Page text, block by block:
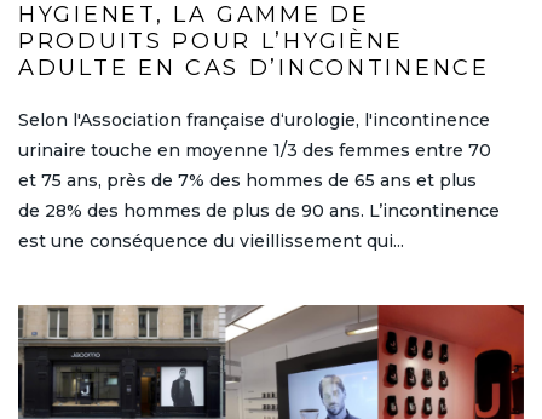
HYGIENET, LA GAMME DE
PRODUITS POUR L’HYGIÈNE
ADULTE EN CAS D’INCONTINENCE
Selon l'Association française d‘urologie, l'incontinence
urinaire touche en moyenne 1/3 des femmes entre 70
et 75 ans, près de 7% des hommes de 65 ans et plus
de 28% des hommes de plus de 90 ans. L’incontinence
est une conséquence du vieillissement qui...